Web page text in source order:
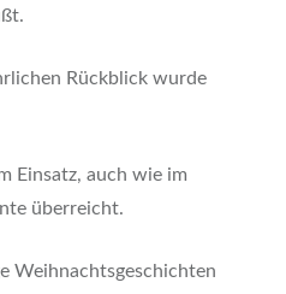
Rückblick wurde
Einsatz, auch wie im
überreicht.
Weihnachtsgeschichten